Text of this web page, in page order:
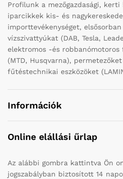
Profilunk a mezőgazdasági, kerti
iparcikkek kis- és
importtevékenységet,
vízszivattyúkat (DAB, Tesla,
elektromos -és
(MTD, Husqvarna), permetezőket
fűtéstechnikai eszközöket
Információk
Online elállási űrlap
Az alábbi gombra kattintva Ön
jogszabályban biztosított 14